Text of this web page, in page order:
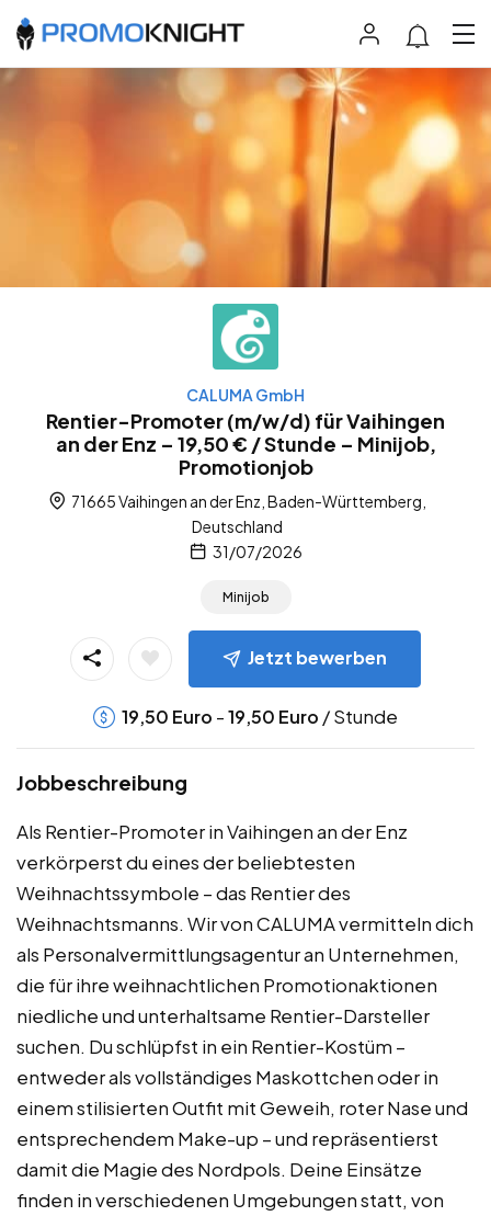
CALUMA GmbH
Rentier-Promoter (m/w/d) für Vaihingen
an der Enz – 19,50 € / Stunde – Minijob,
Promotionjob
71665 Vaihingen an der Enz, Baden-Württemberg,
Deutschland
31/07/2026
Minijob
Jetzt bewerben
19,50 Euro -19,50 Euro / Stunde
Jobbeschreibung
Als Rentier-Promoter in Vaihingen an der Enz
verkörperst du eines der beliebtesten
Weihnachtssymbole – das Rentier des
Weihnachtsmanns. Wir von CALUMA vermitteln dich
als Personalvermittlungsagentur an Unternehmen,
die für ihre weihnachtlichen Promotionaktionen
niedliche und unterhaltsame Rentier-Darsteller
suchen. Du schlüpfst in ein Rentier-Kostüm –
entweder als vollständiges Maskottchen oder in
einem stilisierten Outfit mit Geweih, roter Nase und
entsprechendem Make-up – und repräsentierst
damit die Magie des Nordpols. Deine Einsätze
finden in verschiedenen Umgebungen statt, von